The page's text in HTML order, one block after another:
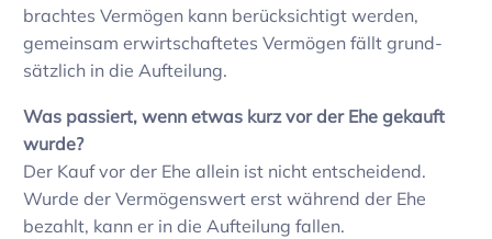
brachtes Vermögen kann berück­sich­tigt werden,
gemeinsam erwirt­schaf­tetes Vermögen fällt grund­
sätz­lich in die Auftei­lung.
Was passiert, wenn etwas kurz vor der Ehe gekauft
wurde?
Der Kauf vor der Ehe allein ist nicht entschei­dend.
Wurde der Vermö­gens­wert erst während der Ehe
bezahlt, kann er in die Auftei­lung fallen.